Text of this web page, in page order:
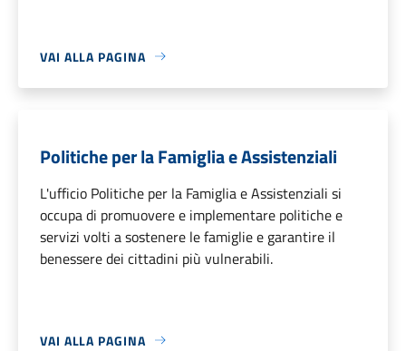
VAI ALLA PAGINA
Politiche per la Famiglia e Assistenziali
L'ufficio Politiche per la Famiglia e Assistenziali si
occupa di promuovere e implementare politiche e
servizi volti a sostenere le famiglie e garantire il
benessere dei cittadini più vulnerabili.
VAI ALLA PAGINA